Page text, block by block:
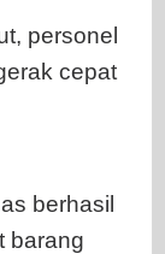
personel
cepat
berhasil
barang